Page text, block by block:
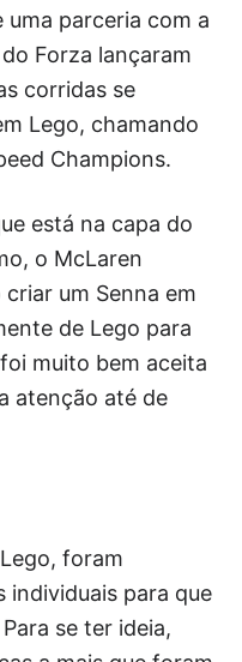
uma parceria com a
Forza lançaram
corridas se
Lego, chamando
Champions.
está na capa do
o McLaren
um Senna em
de Lego para
muito bem aceita
atenção até de
foram
individuais para que
se ter ideia,